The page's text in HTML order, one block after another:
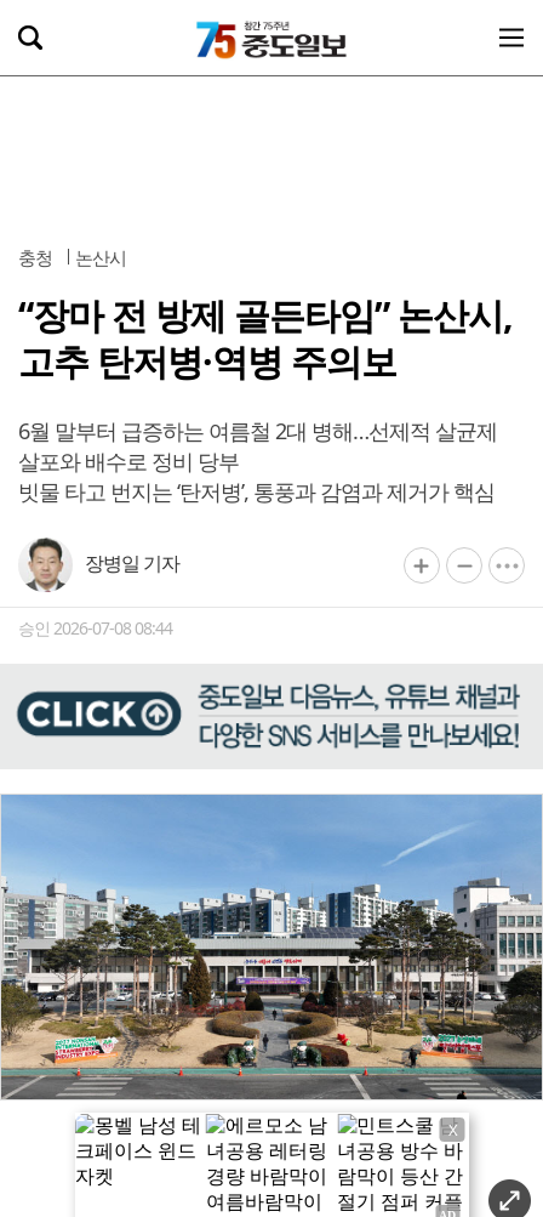
충청 논산시
“장마 전 방제 골든타임” 논산시,
고추 탄저병·역병 주의보
6월 말부터 급증하는 여름철 2대 병해…선제적 살균제
살포와 배수로 정비 당부
빗물 타고 번지는 ‘탄저병’, 통풍과 감염과 제거가 핵심
장병일 기자
승인 2026-07-08 08:44
X